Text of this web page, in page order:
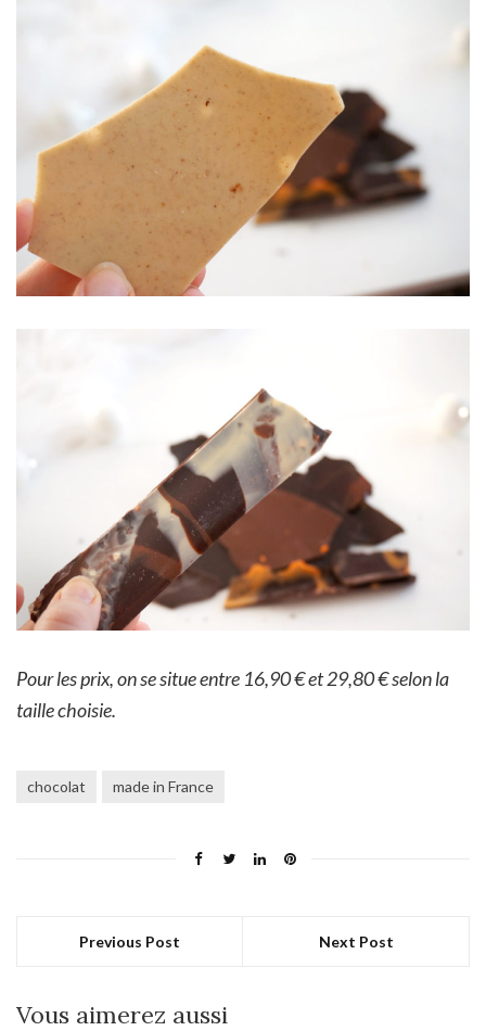
Pour les prix, on se situe entre 16,90 € et 29,80 € selon la
taille choisie.
chocolat made in France
Previous Post Next Post
Vous aimerez aussi